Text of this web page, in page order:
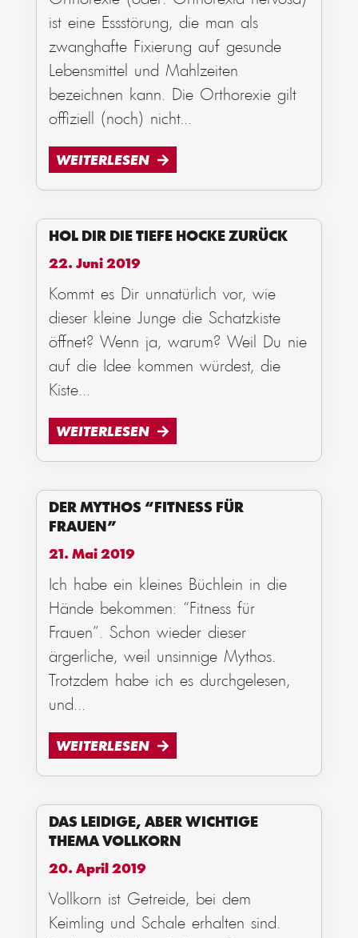
ist eine Essstörung, die man als
zwanghafte Fixierung auf gesunde
Lebensmittel und Mahlzeiten
bezeichnen kann. Die Orthorexie gilt
offiziell (noch) nicht...
WEITERLESEN
HOL DIR DIE TIEFE HOCKE ZURÜCK
22. Juni 2019
Kommt es Dir unnatürlich vor, wie
dieser kleine Junge die Schatzkiste
öffnet? Wenn ja, warum? Weil Du nie
auf die Idee kommen würdest, die
Kiste...
WEITERLESEN
DER MYTHOS “FITNESS FÜR
FRAUEN”
21. Mai 2019
Ich habe ein kleines Büchlein in die
Hände bekommen: “Fitness für
Frauen”. Schon wieder dieser
ärgerliche, weil unsinnige Mythos.
Trotzdem habe ich es durchgelesen,
und...
WEITERLESEN
DAS LEIDIGE, ABER WICHTIGE
THEMA VOLLKORN
20. April 2019
Vollkorn ist Getreide, bei dem
Keimling und Schale erhalten sind.